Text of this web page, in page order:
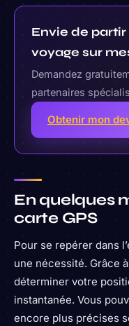
Envie de
voyage sur
Demandez
partenaires
Obtenir mon
En quelques
carte GPS
Pour se repérer dans
une nécessité. Grâce
déterminer votre
instantanée. Vous
encore plus précises